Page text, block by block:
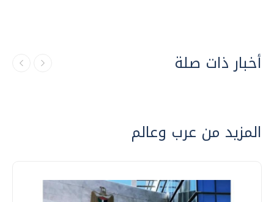
أخبار ذات صلة
المزيد من عرب وعالم